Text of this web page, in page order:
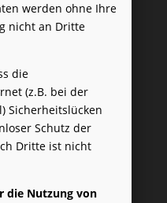
werden ohne Ihre
nicht an Dritte
die
(z.B. bei der
Sicherheitslücken
Schutz der
Dritte ist nicht
die Nutzung von